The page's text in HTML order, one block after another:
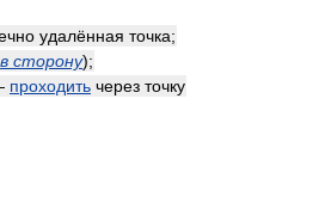
удалённая точка;
в сторону);
проходить через точку